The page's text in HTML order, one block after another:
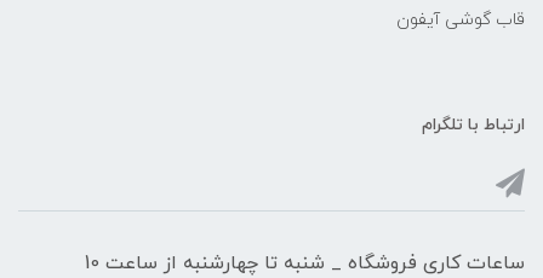
قاب گوشی آیفون
ارتباط با تلگرام
ساعات کاری فروشگاه _ شنبه تا چهارشنبه از ساعت 10